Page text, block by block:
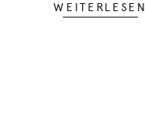
WEITERLESEN